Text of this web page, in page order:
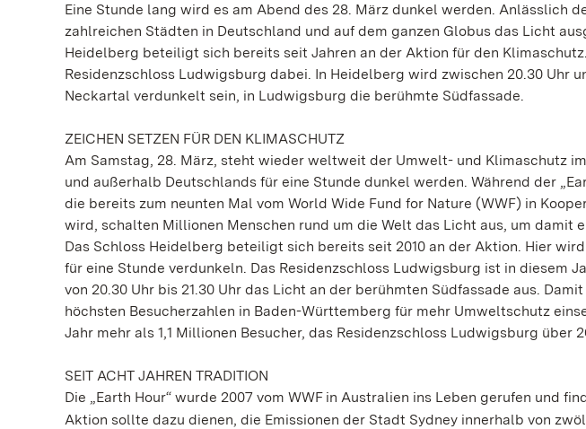
Eine Stunde lang wird es am Abend des 28. März dunkel werden. Anlässlich
zahlreichen Städten in Deutschland und auf dem ganzen Globus das Licht
Heidelberg beteiligt sich bereits seit Jahren an der Aktion für den
Residenzschloss Ludwigsburg dabei. In Heidelberg wird zwischen 20.30 Uhr
Neckartal verdunkelt sein, in Ludwigsburg die berühmte Südfassade.
ZEICHEN SETZEN FÜR DEN KLIMASCHUTZ
Am Samstag, 28. März, steht wieder weltweit der Umwelt- und Klimaschutz
und außerhalb Deutschlands für eine Stunde dunkel werden. Während der
die bereits zum neunten Mal vom World Wide Fund for Nature (WWF) in
wird, schalten Millionen Menschen rund um die Welt das Licht aus, um damit
Das Schloss Heidelberg beteiligt sich bereits seit 2010 an der Aktion. Hier
für eine Stunde verdunkeln. Das Residenzschloss Ludwigsburg ist in diesem
von 20.30 Uhr bis 21.30 Uhr das Licht an der berühmten Südfassade aus.
höchsten Besucherzahlen in Baden-Württemberg für mehr Umweltschutz
Jahr mehr als 1,1 Millionen Besucher, das Residenzschloss Ludwigsburg über
SEIT ACHT JAHREN TRADITION
Die „Earth Hour“ wurde 2007 vom WWF in Australien ins Leben gerufen und
Aktion sollte dazu dienen, die Emissionen der Stadt Sydney innerhalb von